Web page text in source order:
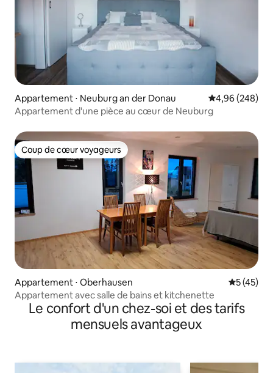
Appartement ⋅ Neuburg an der Donau Évaluation
4,96 (248)
Appartement d'une pièce au cœur de Neuburg
Coup de cœur voyageurs
Coup de cœur voyageurs
Appartement ⋅ Oberhausen
5 (45)
Appartement avec salle de bains et kitchenette
Le confort d'un chez-soi et des tarifs
mensuels avantageux